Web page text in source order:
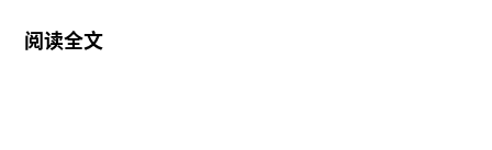
主弗兰克·盖里（Frank Gehry）设计，也是所罗门
阅读全文